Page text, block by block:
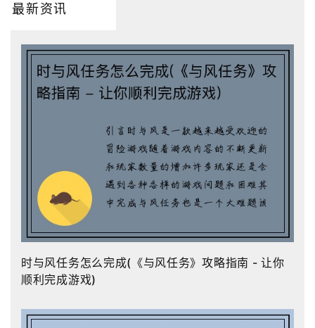
最新资讯
时与风任务怎么完成(《与风任务》攻略指南 - 让你
顺利完成游戏)